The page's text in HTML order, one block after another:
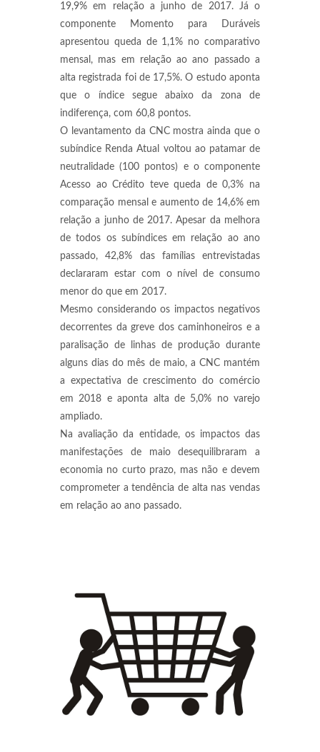
19,9% em relação a junho de 2017. Já o
componente Momento para Duráveis
apresentou queda de 1,1% no comparativo
mensal, mas em relação ao ano passado a
alta registrada foi de 17,5%. O estudo aponta
que o índice segue abaixo da zona de
indiferença, com 60,8 pontos.
O levantamento da CNC mostra ainda que o
subíndice Renda Atual voltou ao patamar de
neutralidade (100 pontos) e o componente
Acesso ao Crédito teve queda de 0,3% na
comparação mensal e aumento de 14,6% em
relação a junho de 2017. Apesar da melhora
de todos os subíndices em relação ao ano
passado, 42,8% das famílias entrevistadas
declararam estar com o nível de consumo
menor do que em 2017.
Mesmo considerando os impactos negativos
decorrentes da greve dos caminhoneiros e a
paralisação de linhas de produção durante
alguns dias do mês de maio, a CNC mantém
a expectativa de crescimento do comércio
em 2018 e aponta alta de 5,0% no varejo
ampliado.
Na avaliação da entidade, os impactos das
manifestações de maio desequilibraram a
economia no curto prazo, mas não e devem
comprometer a tendência de alta nas vendas
em relação ao ano passado.